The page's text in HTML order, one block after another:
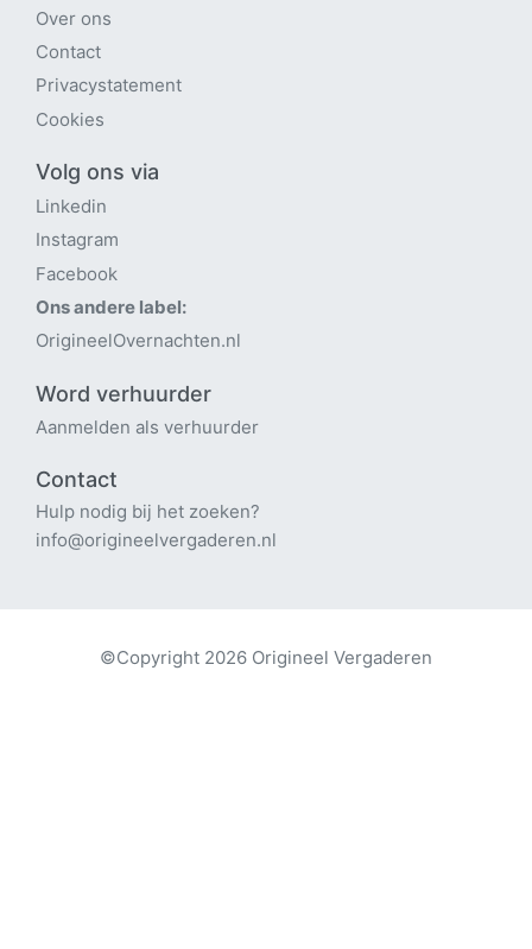
Over ons
Contact
Privacystatement
Cookies
Volg ons via
Linkedin
Instagram
Facebook
Ons andere label:
OrigineelOvernachten.nl
Word verhuurder
Aanmelden als verhuurder
Contact
Hulp nodig bij het zoeken?
info@origineelvergaderen.nl
©Copyright 2026 Origineel Vergaderen